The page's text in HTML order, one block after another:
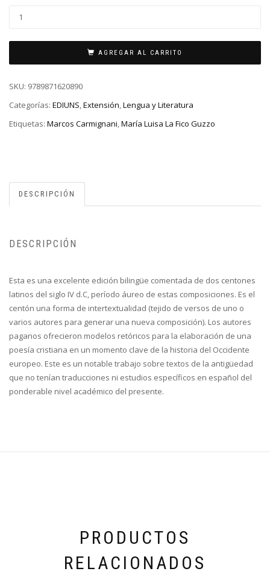
AGREGAR AL CARRITO
SKU: 9789871620890
Categorías: EDIUNS,Extensión,Lengua y Literatura
Etiquetas: Marcos Carmignani,María Luisa La Fico Guzzo
DESCRIPCIÓN
DESCRIPCIÓN
Esta es una excelente edición bilingüe comentada de dos centones
latinos del siglo IV d.C, período áureo de estas composiciones. Es el
centón una forma de intertextualidad (tejido de versos de uno o
varios autores para generar una nueva composición). Los autores
paganos ofrecieron modelos retóricos para la elaboración de una
poesía cristiana en un momento clave de la historia del Occidente
europeo. Este es un notable trabajo sobre textos de la antigüedad
que no tenían traducciones ni estudios específicos en español del
ponderable nivel académico del presente.
PRODUCTOS
RELACIONADOS